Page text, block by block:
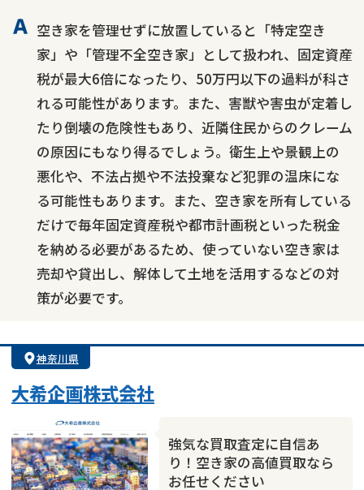
空き家を管理せずに放置していると「特定空き
家」や「管理不全空き家」として扱われ、固定資産
税が最大6倍になったり、50万円以下の過料が科さ
れる可能性があります。また、害獣や害虫が定着し
たり倒壊の危険性もあり、近隣住民からのクレーム
の原因にもなり得るでしょう。衛生上や景観上の
悪化や、不法占拠や不法投棄など犯罪の温床にな
る可能性もあります。また、空き家を所有している
だけで毎年固定資産税や都市計画税といった税金
を納める必要があるため、使っていない空き家は
売却や貸出し、解体して土地を活用するなどの対
策が必要です。
神奈川県
大希企画株式会社
強気な買取査定に自信あ
り！空き家の高値買取なら
お任せください